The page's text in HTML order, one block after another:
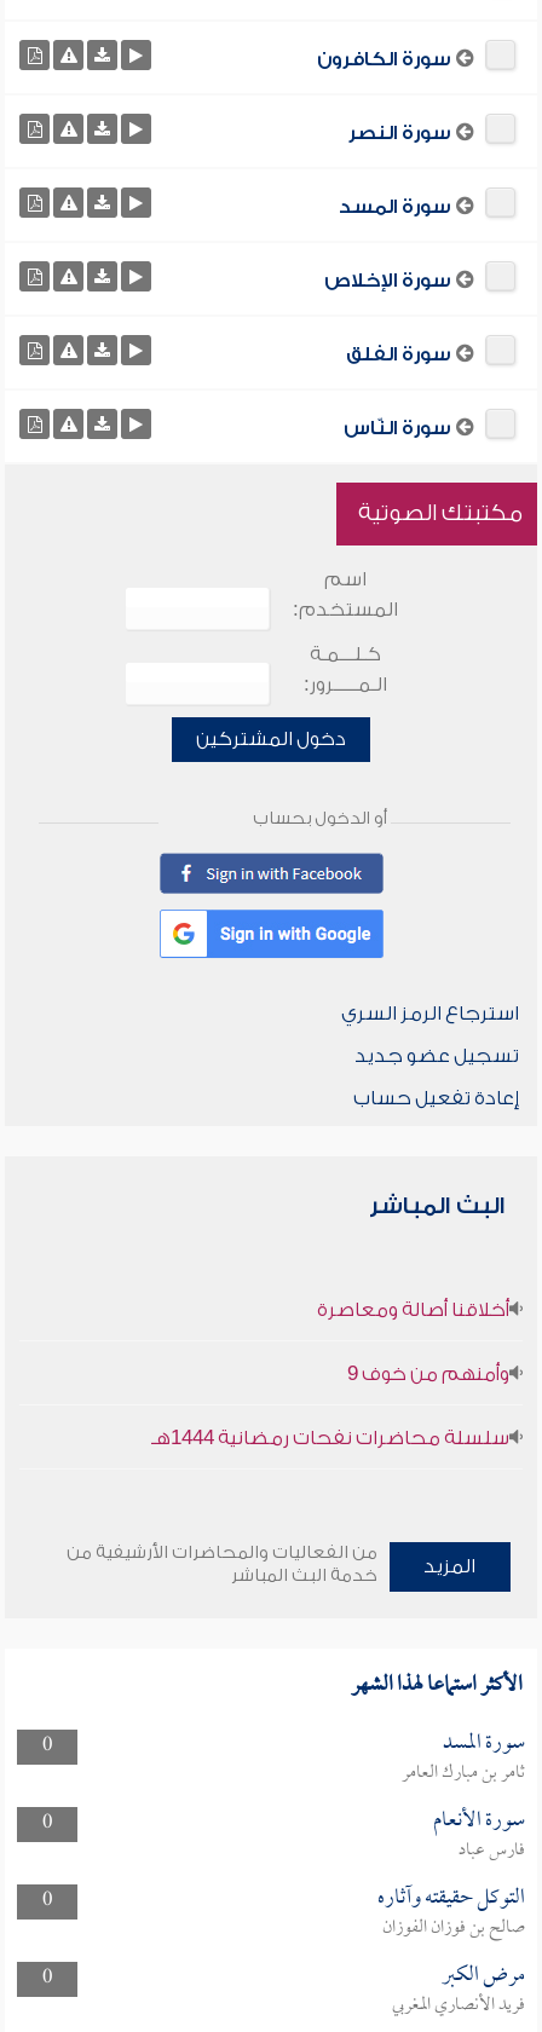
سورة الكافرون
سورة النصر
سورة المسد
سورة الإخلاص
سورة الفلق
سورة النّاس
مكتبتك الصوتية
اسم
المستخدم:
كـلـــمـة
الـمـــــرور:
دخول المشتركين
أو الدخول بحساب
استرجاع الرمز السري
تسجيل عضو جديد
إعادة تفعيل حساب
البث المباشر
أخلاقنا أصالة ومعاصرة
وأمنهم من خوف 9
سلسلة محاضرات نفحات رمضانية 1444هـ
المزيد
من الفعاليات والمحاضرات الأرشيفية من
خدمة البث المباشر
الأكثر استماعا لهذا الشهر
0 سورة المسد
ثامر بن مبارك العامر
0
سورة الأنعام
فارس عباد
0
التوكل حقيقته وآثاره
صالح بن فوزان الفوزان
0
مرض الكبر
فريد الأنصاري المغربي